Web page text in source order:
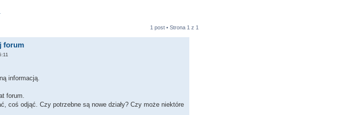
1 post • Strona 1 z 1
forum
informacją.
forum.
coś odjąć. Czy potrzebne są nowe działy? Czy może niektóre